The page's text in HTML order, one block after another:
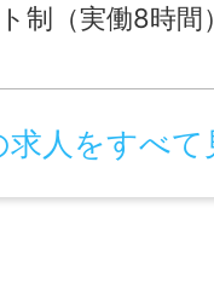
例＞6:00～15:00、8:00～
求人をすべて